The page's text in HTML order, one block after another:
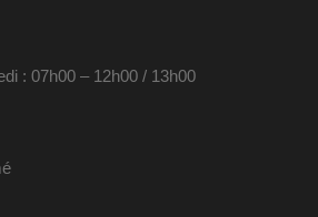
: 07h00 – 12h00 / 13h00